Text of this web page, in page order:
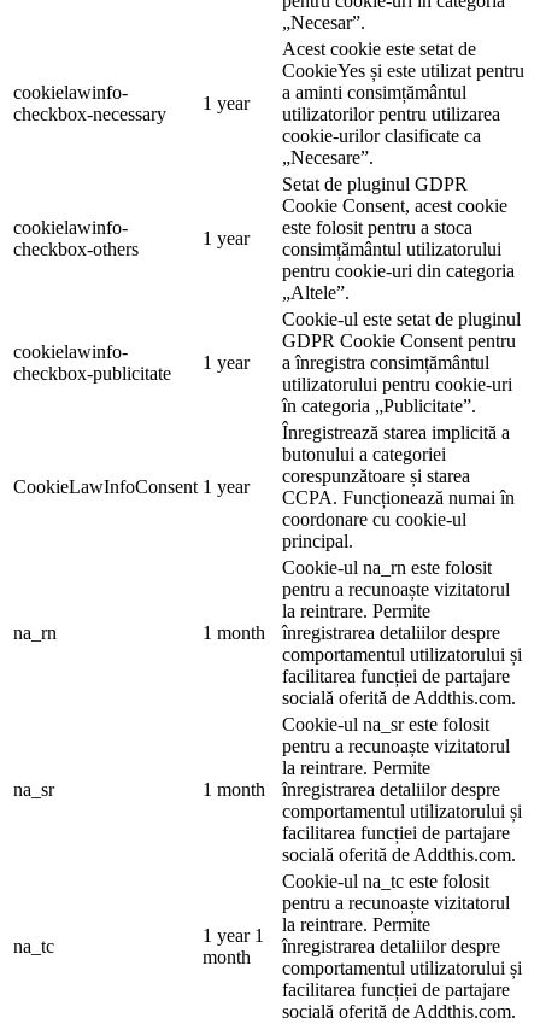
„Necesar”.
cookielawinfo-
checkbox-necessary
1 year
Acest cookie este setat de
CookieYes și este utilizat pentru
a aminti consimțământul
utilizatorilor pentru utilizarea
cookie-urilor clasificate ca
„Necesare”.
cookielawinfo-
checkbox-others
1 year
Setat de pluginul GDPR
Cookie Consent, acest cookie
este folosit pentru a stoca
consimțământul utilizatorului
pentru cookie-uri din categoria
„Altele”.
cookielawinfo-
checkbox-publicitate
1 year
Cookie-ul este setat de pluginul
GDPR Cookie Consent pentru
a înregistra consimțământul
utilizatorului pentru cookie-uri
în categoria „Publicitate”.
CookieLawInfoConsent 1 year
Înregistrează starea implicită a
butonului a categoriei
corespunzătoare și starea
CCPA. Funcționează numai în
coordonare cu cookie-ul
principal.
na_rn 1 month
Cookie-ul na_rn este folosit
pentru a recunoaște vizitatorul
la reintrare. Permite
înregistrarea detaliilor despre
comportamentul utilizatorului și
facilitarea funcției de partajare
socială oferită de Addthis.com.
na_sr 1 month
Cookie-ul na_sr este folosit
pentru a recunoaște vizitatorul
la reintrare. Permite
înregistrarea detaliilor despre
comportamentul utilizatorului și
facilitarea funcției de partajare
socială oferită de Addthis.com.
na_tc
1 year 1
month
Cookie-ul na_tc este folosit
pentru a recunoaște vizitatorul
la reintrare. Permite
înregistrarea detaliilor despre
comportamentul utilizatorului și
facilitarea funcției de partajare
socială oferită de Addthis.com.